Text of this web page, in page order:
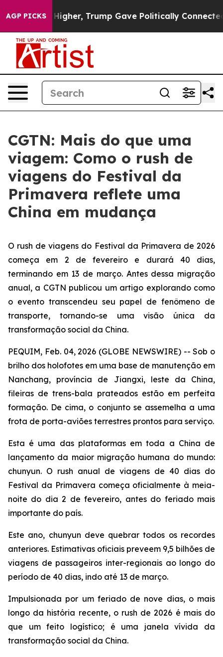
AGP PICKSHigher, Trump Gave Politically Connected oil
CGTN: Mais do que uma
viagem: Como o rush de
viagens do Festival da
Primavera reflete uma
China em mudança
O rush de viagens do Festival da Primavera de 2026
começa em 2 de fevereiro e durará 40 dias,
terminando em 13 de março. Antes dessa migração
anual, a CGTN publicou um artigo explorando como
o evento transcendeu seu papel de fenômeno de
transporte, tornando-se uma visão única da
transformação social da China.
PEQUIM, Feb. 04, 2026 (GLOBE NEWSWIRE) -- Sob o
brilho dos holofotes em uma base de manutenção em
Nanchang, província de Jiangxi, leste da China,
fileiras de trens-bala prateados estão em perfeita
formação. De cima, o conjunto se assemelha a uma
frota de porta-aviões terrestres prontos para serviço.
Esta é uma das plataformas em toda a China de
lançamento da maior migração humana do mundo:
chunyun. O rush anual de viagens de 40 dias do
Festival da Primavera começa oficialmente à meia-
noite do dia 2 de fevereiro, antes do feriado mais
importante do país.
Este ano, chunyun deve quebrar todos os recordes
anteriores. Estimativas oficiais preveem 9,5 bilhões de
viagens de passageiros inter-regionais ao longo do
período de 40 dias, indo até 13 de março.
Impulsionada por um feriado de nove dias, o mais
longo da história recente, o rush de 2026 é mais do
que um feito logístico; é uma janela vívida da
transformação social da China.